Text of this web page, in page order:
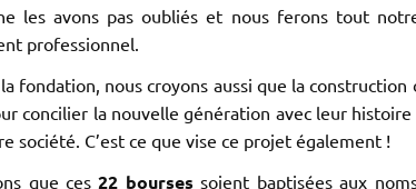
les avons pas oubliés et nous ferons tout
professionnel.
fondation, nous croyons aussi que la
concilier la nouvelle génération avec leur
société. C’est ce que vise ce projet également !
que ces22 bourses soient baptisées aux